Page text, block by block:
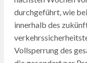
durchgeführt, wie
innerhalb des
Vollsperrung des